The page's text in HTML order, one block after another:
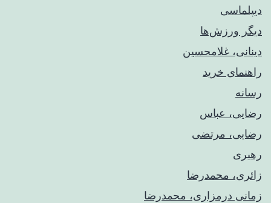
دیپلماسی
دیگر ورزش‌ها
دینانی، غلامحسین
راهنمای خريد
رسانه
رضایی، عباس
رضایی، مرتضی
رهبری
زائری، محمدرضا
زمانی درمزاری، محمدرضا